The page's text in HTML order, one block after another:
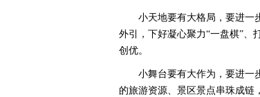
小天地要有大格局，要进一
外引，下好凝心聚力“一盘棋”、
创优。
小舞台要有大作为，要进一
的旅游资源、景区景点串珠成链